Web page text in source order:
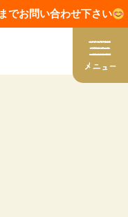
でお問い合わせ下さい